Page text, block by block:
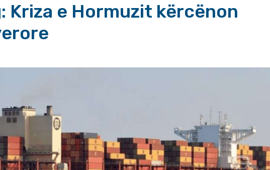
Kriza e Hormuzit kërcënon